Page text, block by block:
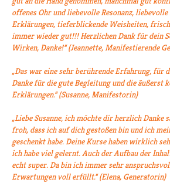
offenes Ohr und liebevolle Resonanz,
Erklärungen, tieferblickende Weisheiten,
immer wieder gut!!! Herzlichen Dank für dein
Wirken, Danke!“ (Jeannette, Manifestierende
„Das war eine sehr berührende Erfahrung, für
Danke für die gute Begleitung und die äußerst
Erklärungen.“ (Susanne, Manifestorin)
„Liebe Susanne, ich möchte dir herzlich Danke
froh, dass ich auf dich gestoßen bin und ich
geschenkt habe. Deine Kurse haben wirklich
ich habe viel gelernt. Auch der Aufbau der
echt super. Da bin ich immer sehr
Erwartungen voll erfüllt.“ (Elena, Generatorin)